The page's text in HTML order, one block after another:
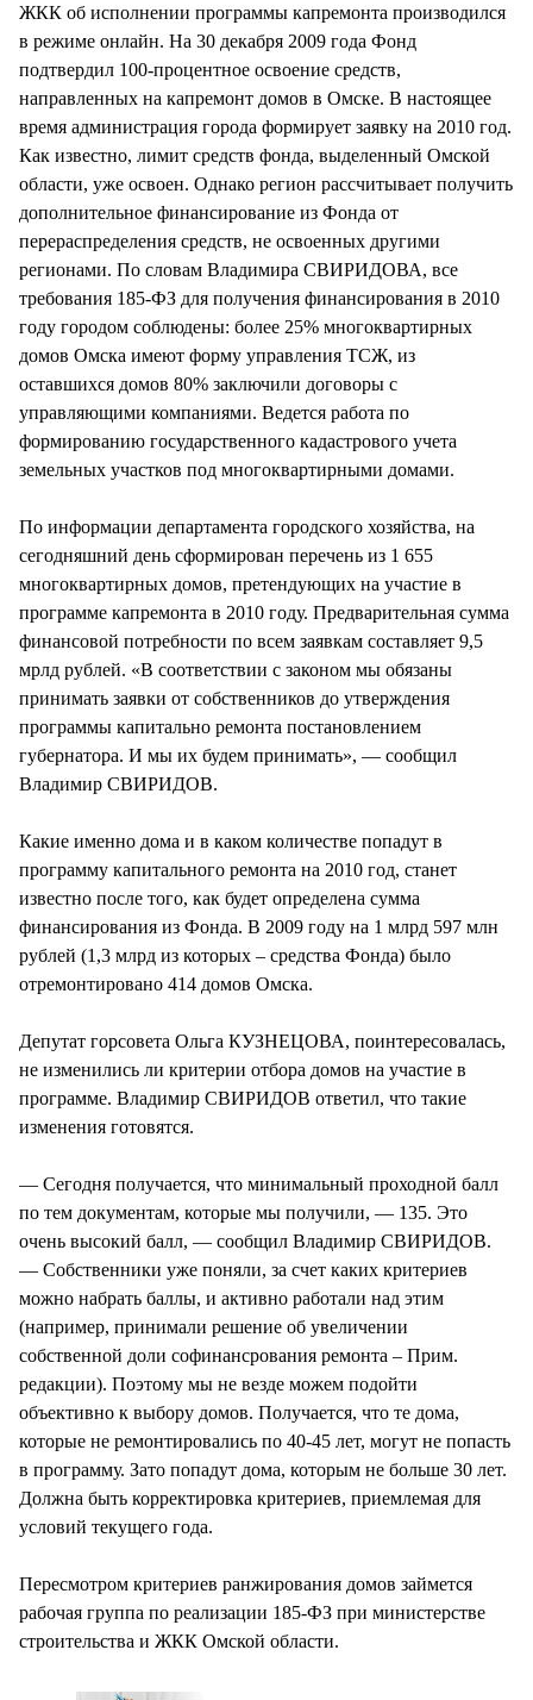
ЖКК об исполнении программы капремонта производился
в режиме онлайн. На 30 декабря 2009 года Фонд
подтвердил 100-процентное освоение средств,
направленных на капремонт домов в Омске. В настоящее
время администрация города формирует заявку на 2010 год.
Как известно, лимит средств фонда, выделенный Омской
области, уже освоен. Однако регион рассчитывает получить
дополнительное финансирование из Фонда от
перераспределения средств, не освоенных другими
регионами. По словам Владимира СВИРИДОВА, все
требования 185-ФЗ для получения финансирования в 2010
году городом соблюдены: более 25% многоквартирных
домов Омска имеют форму управления ТСЖ, из
оставшихся домов 80% заключили договоры с
управляющими компаниями. Ведется работа по
формированию государственного кадастрового учета
земельных участков под многоквартирными домами.
По информации департамента городского хозяйства, на
сегодняшний день сформирован перечень из 1 655
многоквартирных домов, претендующих на участие в
программе капремонта в 2010 году. Предварительная сумма
финансовой потребности по всем заявкам составляет 9,5
мрлд рублей. «В соответствии с законом мы обязаны
принимать заявки от собственников до утверждения
программы капитально ремонта постановлением
губернатора. И мы их будем принимать», — сообщил
Владимир СВИРИДОВ.
Какие именно дома и в каком количестве попадут в
программу капитального ремонта на 2010 год, станет
известно после того, как будет определена сумма
финансирования из Фонда. В 2009 году на 1 млрд 597 млн
рублей (1,3 млрд из которых – средства Фонда) было
отремонтировано 414 домов Омска.
Депутат горсовета Ольга КУЗНЕЦОВА, поинтересовалась,
не изменились ли критерии отбора домов на участие в
программе. Владимир СВИРИДОВ ответил, что такие
изменения готовятся.
— Сегодня получается, что минимальный проходной балл
по тем документам, которые мы получили, — 135. Это
очень высокий балл, — сообщил Владимир СВИРИДОВ.
— Собственники уже поняли, за счет каких критериев
можно набрать баллы, и активно работали над этим
(например, принимали решение об увеличении
собственной доли софинансрования ремонта – Прим.
редакции). Поэтому мы не везде можем подойти
объективно к выбору домов. Получается, что те дома,
которые не ремонтировались по 40-45 лет, могут не попасть
в программу. Зато попадут дома, которым не больше 30 лет.
Должна быть корректировка критериев, приемлемая для
условий текущего года.
Пересмотром критериев ранжирования домов займется
рабочая группа по реализации 185-ФЗ при министерстве
строительства и ЖКК Омской области.